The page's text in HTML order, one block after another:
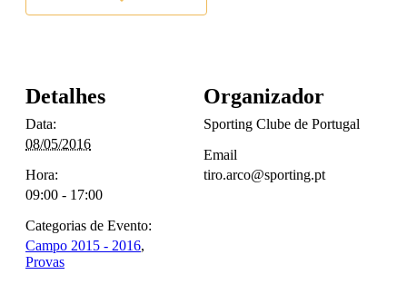
Detalhes
Data:
08/05/2016
Hora:
09:00 - 17:00
Categorias de Evento:
Campo 2015 - 2016,
Provas
Organizador
Sporting Clube de Portugal
Email
tiro.arco@sporting.pt